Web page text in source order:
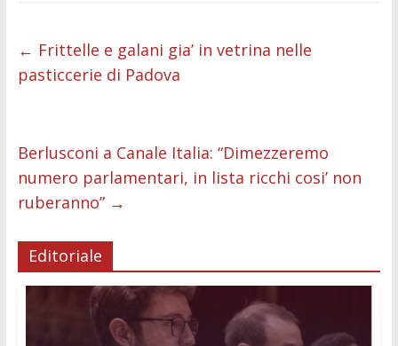
b
o
k
er l s
A
p
e
er
di e di
← Frittelle e galani gia’ in vetrina nelle
pasticcerie di Padova
Berlusconi a Canale Italia: “Dimezzeremo
numero parlamentari, in lista ricchi cosi’ non
ruberanno” →
Editoriale